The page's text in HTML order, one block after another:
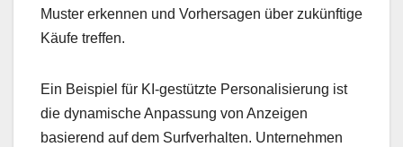
Muster erkennen und Vorhersagen über zukünftige
Käufe treffen.
Ein Beispiel für KI-gestützte Personalisierung ist
die dynamische Anpassung von Anzeigen
basierend auf dem Surfverhalten. Unternehmen